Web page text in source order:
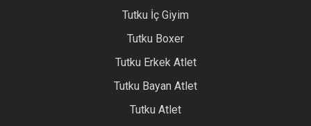
Tutku İç Giyim
Tutku Boxer
Tutku Erkek Atlet
Tutku Bayan Atlet
Tutku Atlet